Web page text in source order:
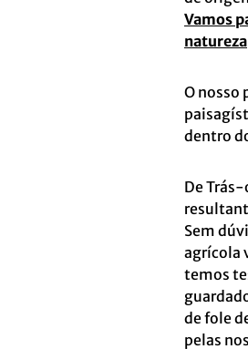
Vamos
O nosso
dentro
De
Sem
agrícola
temos
de fole
pelas